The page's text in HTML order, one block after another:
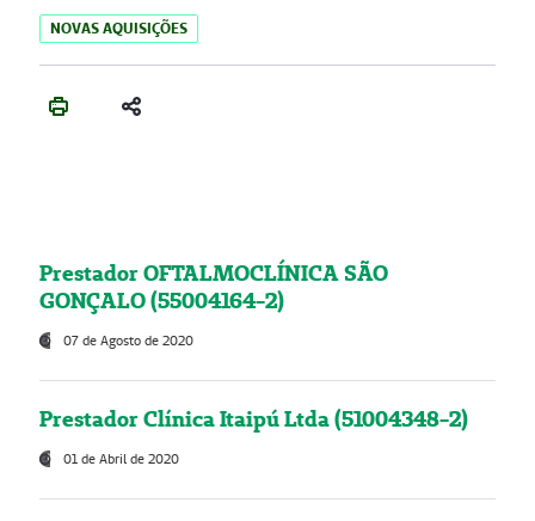
NOVAS AQUISIÇÕES
Prestador OFTALMOCLÍNICA SÃO
GONÇALO (55004164-2)
07 de Agosto de 2020
Prestador Clínica Itaipú Ltda (51004348-2)
01 de Abril de 2020